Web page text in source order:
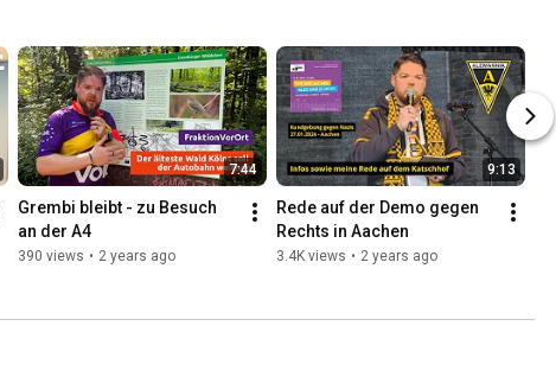
7:44
Grembi bleibt - zu Besuch
an der A4
390 views • 2 years ago
9:13
Rede auf der Demo gegen
Rechts in Aachen
3.4K views • 2 years ago